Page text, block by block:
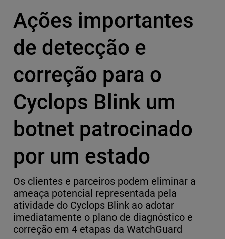
Ações importantes
de detecção e
correção para o
Cyclops Blink um
botnet patrocinado
por um estado
Os clientes e parceiros podem eliminar a
ameaça potencial representada pela
atividade do Cyclops Blink ao adotar
imediatamente o plano de diagnóstico e
correção em 4 etapas da WatchGuard